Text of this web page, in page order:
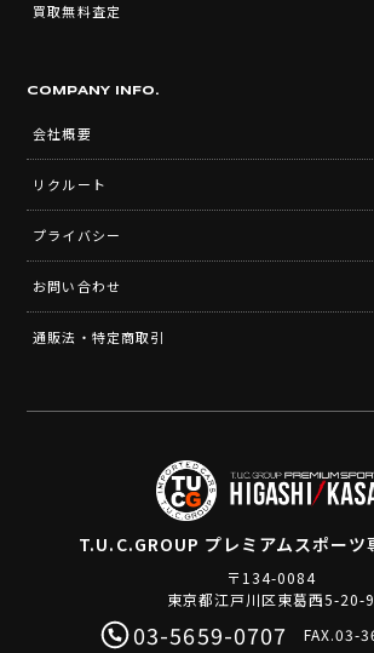
買取無料査定
COMPANY INFO.
会社概要
リクルート
プライバシー
お問い合わせ
通販法・特定商取引
T.U.C.GROUP プレミアムスポーツ
〒134-0084
東京都江戸川区東葛西5-20-9
03-5659-0707 FAX.03-